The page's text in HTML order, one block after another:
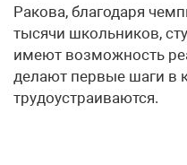
Ракова, благодаря
тысячи школьников,
имеют возможность
делают первые шаги в
трудоустраиваются.